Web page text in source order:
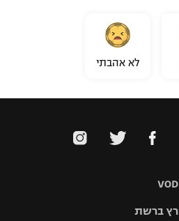
לא אהבתי
VOD
רץ ברשת